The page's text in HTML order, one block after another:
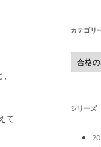
て
カテゴリ
カ
テ
ゴ
シリーズ